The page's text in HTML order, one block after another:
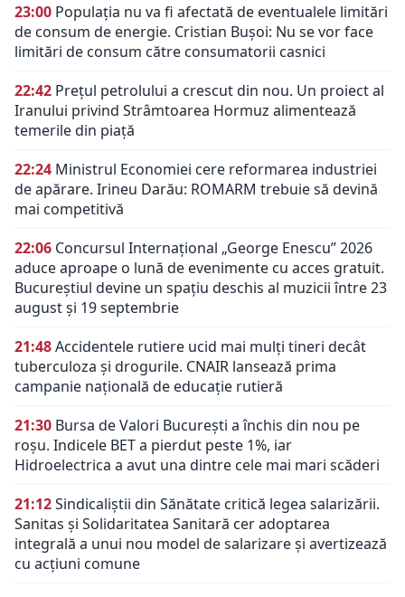
23:00 Populația nu va fi afectată de eventualele limitări
de consum de energie. Cristian Bușoi: Nu se vor face
limitări de consum către consumatorii casnici
22:42 Prețul petrolului a crescut din nou. Un proiect al
Iranului privind Strâmtoarea Hormuz alimentează
temerile din piață
22:24 Ministrul Economiei cere reformarea industriei
de apărare. Irineu Darău: ROMARM trebuie să devină
mai competitivă
22:06 Concursul Internațional „George Enescu” 2026
aduce aproape o lună de evenimente cu acces gratuit.
Bucureștiul devine un spațiu deschis al muzicii între 23
august și 19 septembrie
21:48Accidentele rutiere ucid mai mulți tineri decât
tuberculoza și drogurile. CNAIR lansează prima
campanie națională de educație rutieră
21:30 Bursa de Valori București a închis din nou pe
roșu. Indicele BET a pierdut peste 1%, iar
Hidroelectrica a avut una dintre cele mai mari scăderi
21:12Sindicaliștii din Sănătate critică legea salarizării.
Sanitas și Solidaritatea Sanitară cer adoptarea
integrală a unui nou model de salarizare și avertizează
cu acțiuni comune